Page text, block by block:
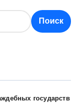
Поиск
государств